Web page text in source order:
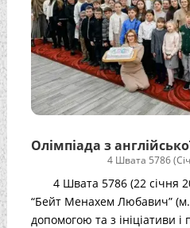
Олімпіада з
4 Швата 5786
4 Швата 5786 (22 січня
“Бейт Менахем Любавич”
допомогою та з ініціативи і